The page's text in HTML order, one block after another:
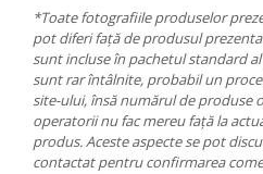
*Toate fotografiile produselor
pot diferi față de produsul
sunt incluse în pachetul standard
sunt rar întâlnite, probabil un
site-ului, însă numărul de produse
operatorii nu fac mereu față la
produs. Aceste aspecte se pot
contactat pentru confirmarea